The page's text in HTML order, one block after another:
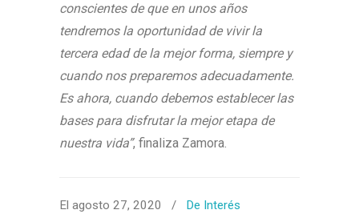
conscientes de que en unos años
tendremos la oportunidad de vivir la
tercera edad de la mejor forma, siempre y
cuando nos preparemos adecuadamente.
Es ahora, cuando debemos establecer las
bases para disfrutar la mejor etapa de
nuestra vida”, finaliza Zamora.
El agosto 27, 2020 /
De Interés